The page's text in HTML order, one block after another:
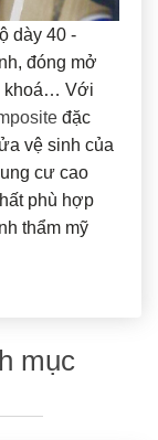
dày 40 -
đóng mở
khoá… Với
đặc
vệ sinh của
cư cao
phù hợp
thẩm mỹ
mục